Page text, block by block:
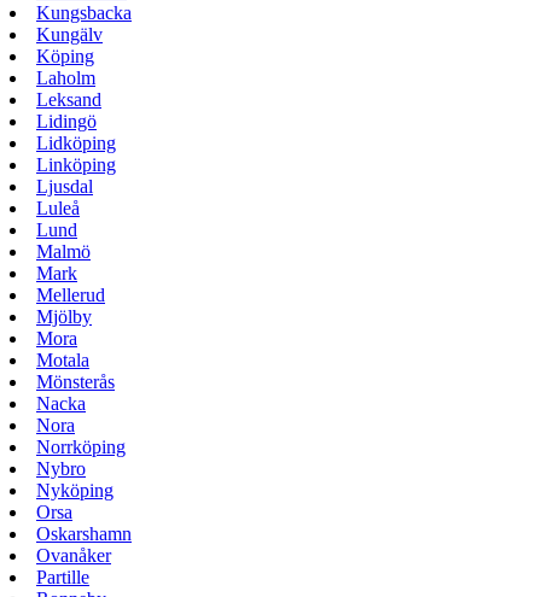
Kungsbacka
Kungälv
Köping
Laholm
Leksand
Lidingö
Lidköping
Linköping
Ljusdal
Luleå
Lund
Malmö
Mark
Mellerud
Mjölby
Mora
Motala
Mönsterås
Nacka
Nora
Norrköping
Nybro
Nyköping
Orsa
Oskarshamn
Ovanåker
Partille